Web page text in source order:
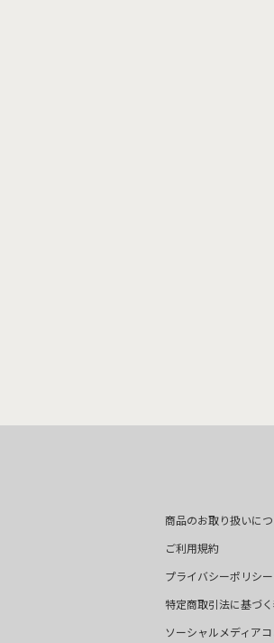
商品のお取り扱いに
ご利用規約
プライバシーポリシー
特定商取引法に基づ
ソーシャルメディア